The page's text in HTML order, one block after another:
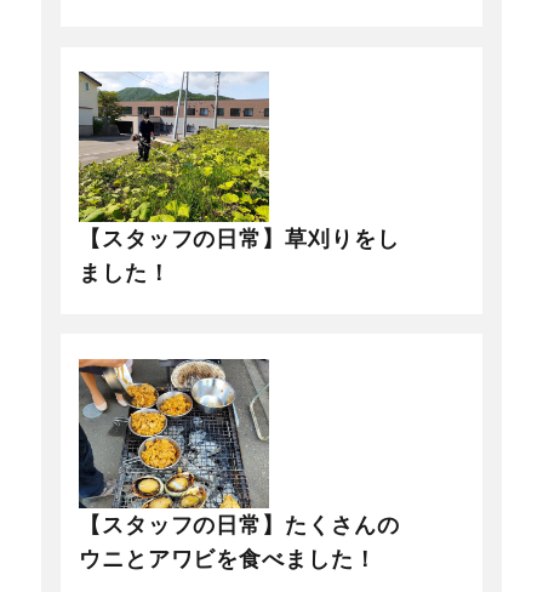
【スタッフの日常】草刈りをし
ました！
【スタッフの日常】たくさんの
ウニとアワビを食べました！